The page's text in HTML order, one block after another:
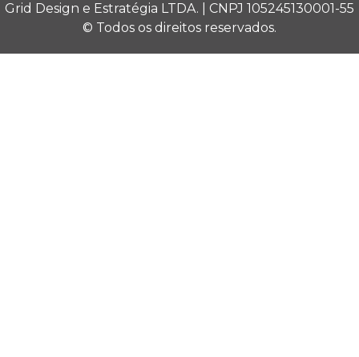
Grid Design e Estratégia LTDA. | CNPJ 105245130001-55
© Todos os direitos reservados.